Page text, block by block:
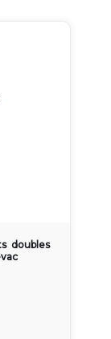
doubles